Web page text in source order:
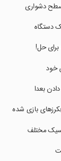
دستگاه
حل!
خود
بعدا
بازی شده
مختلف